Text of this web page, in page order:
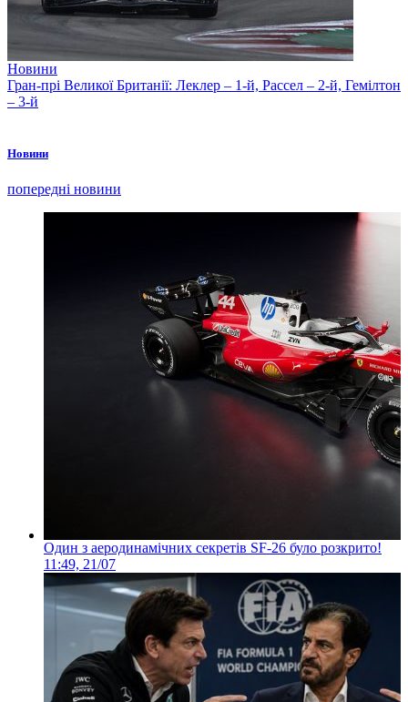
Новини
Гран-прі Великої Британії: Леклер – 1-й, Рассел – 2-й, Гемілтон
– 3-й
Новини
попередні новини
Один з аеродинамічних секретів SF-26 було розкрито!
11:49, 21/07